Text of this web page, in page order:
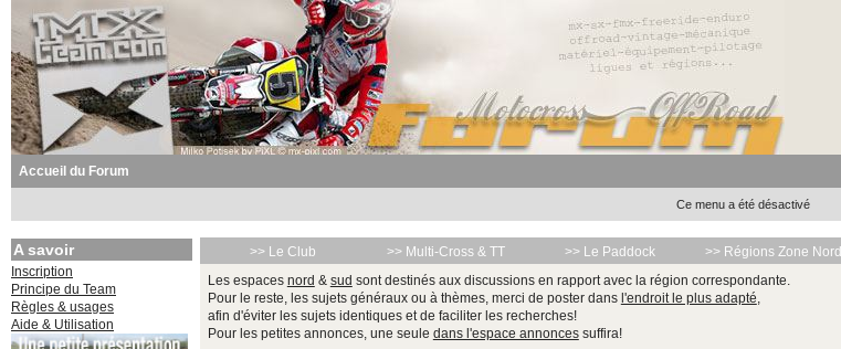
Accueil du Forum
Ce menu a été désactivé
A savoir
Inscription
Principe du Team
Règles & usages
Aide & Utilisation
>> Le Club >> Multi-Cross & TT >> Le Paddock >> Régions Zone Nord
Les espaces nord & sud sont destinés aux discussions en rapport avec la région correspondante.
Pour le reste, les sujets généraux ou à thèmes, merci de poster dans l'endroit le plus adapté,
afin d'éviter les sujets identiques et de faciliter les recherches!
Pour les petites annonces, une seule dans l'espace annoncessuffira!